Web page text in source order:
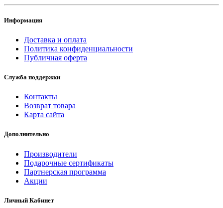
Информация
Доставка и оплата
Политика конфиденциальности
Публичная оферта
Служба поддержки
Контакты
Возврат товара
Карта сайта
Дополнительно
Производители
Подарочные сертификаты
Партнерская программа
Акции
Личный Кабинет